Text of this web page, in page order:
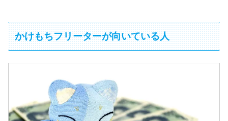
かけもちフリーターが向いている人